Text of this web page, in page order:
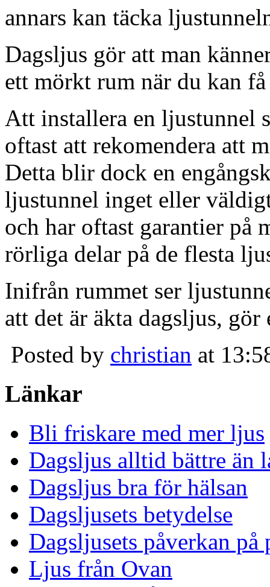
annars kan täcka
Dagsljus gör att man
ett mörkt rum när du kan
Att installera en ljustunnel
oftast att rekomendera att
Detta blir dock en
ljustunnel inget eller
och har oftast garantier på
rörliga delar på de flesta
Inifrån rummet ser
att det är äkta dagsljus,
Posted by christian at
Länkar
Bli friskare med mer ljus
Dagsljus alltid bättre än
Dagsljus bra för hälsan
Dagsljusets betydelse
Dagsljusets påverkan på
Ljus från Ovan